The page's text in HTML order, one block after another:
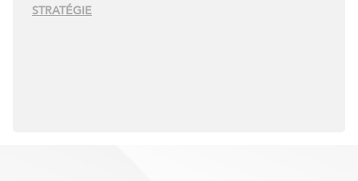
STRATÉGIE